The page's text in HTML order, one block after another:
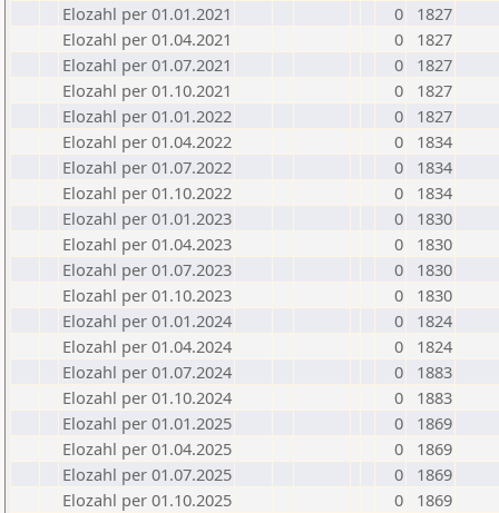
Elozahl per 01.01.2021
0
1827
Elozahl per 01.04.2021
0
1827
Elozahl per 01.07.2021
0
1827
Elozahl per 01.10.2021
0
1827
Elozahl per 01.01.2022
0
1827
Elozahl per 01.04.2022
0
1834
Elozahl per 01.07.2022
0
1834
Elozahl per 01.10.2022
0
1834
Elozahl per 01.01.2023
0
1830
Elozahl per 01.04.2023
0
1830
Elozahl per 01.07.2023
0
1830
Elozahl per 01.10.2023
0
1830
Elozahl per 01.01.2024
0
1824
Elozahl per 01.04.2024
0
1824
Elozahl per 01.07.2024
0
1883
Elozahl per 01.10.2024
0
1883
Elozahl per 01.01.2025
0
1869
Elozahl per 01.04.2025
0
1869
Elozahl per 01.07.2025
0
1869
Elozahl per 01.10.2025
0
1869